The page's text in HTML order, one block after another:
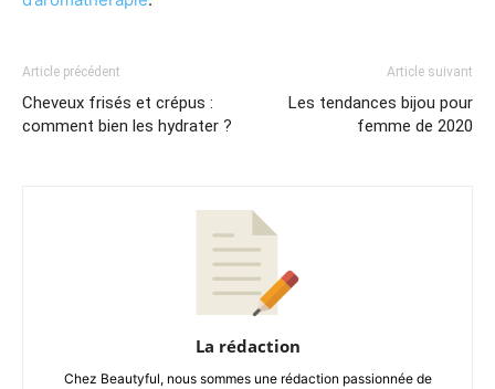
Article précédent
Cheveux frisés et crépus :
comment bien les hydrater ?
Article suivant
Les tendances bijou pour
femme de 2020
La rédaction
Chez Beautyful, nous sommes une rédaction passionnée de